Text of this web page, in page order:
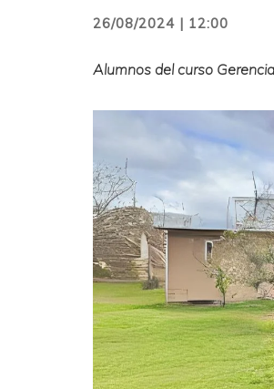
26/08/2024 | 12:00
Alumnos del curso